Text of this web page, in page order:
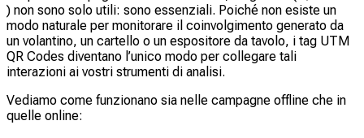
) non sono solo utili: sono essenziali. Poiché non esiste un
modo naturale per monitorare il coinvolgimento generato da
un volantino, un cartello o un espositore da tavolo, i tag UTM
QR Codes diventano l’unico modo per collegare tali
interazioni ai vostri strumenti di analisi.
Vediamo come funzionano sia nelle campagne offline che in
quelle online: